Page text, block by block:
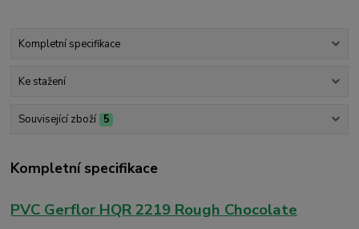
Kompletní specifikace
Ke stažení
Související zboží 5
Kompletní specifikace
PVC Gerflor HQR 2219 Rough Chocolate